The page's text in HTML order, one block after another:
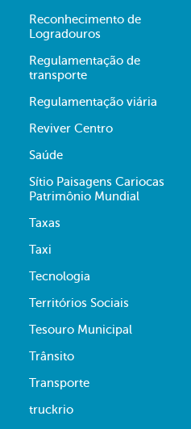
Reconhecimento de
Logradouros
Regulamentação de
transporte
Regulamentação viária
Reviver Centro
Saúde
Sítio Paisagens Cariocas
Patrimônio Mundial
Taxas
Taxi
Tecnologia
Territórios Sociais
Tesouro Municipal
Trânsito
Transporte
truckrio